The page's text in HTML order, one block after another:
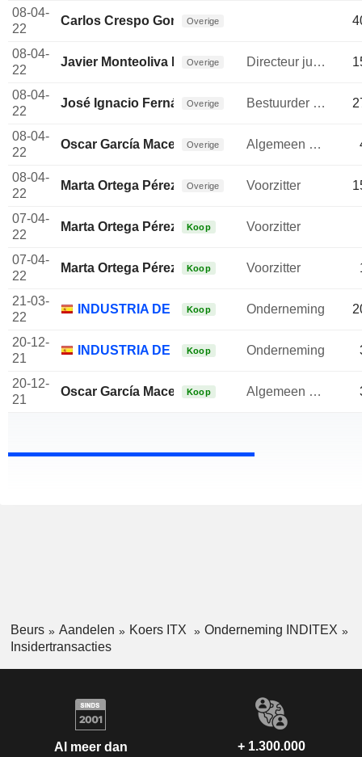
08-04-
22
Carlos Crespo González
Overige
08-04-
22
Javier Monteoliva DíazOverige Directeur juridische afdeling
08-04-
22
José Ignacio Fernández
Overige Bestuurder / senior manager
08-04-
22
Oscar García MaceirasOverige Algemeen directeur
08-04-
22
Marta Ortega Pérez Overige Voorzitter
07-04-
22
Marta Ortega Pérez Koop Voorzitter
07-04-
22
Marta Ortega Pérez Koop Voorzitter
21-03-
22
INDUSTRIA DE DISEÑO TEXTIL SA
Koop Onderneming
20-12-
21
INDUSTRIA DE DISEÑO TEXTIL SA
Koop Onderneming
20-12-
21
Oscar García MaceirasKoop Algemeen directeur
Beurs Aandelen Koers ITX
Onderneming INDITEX
Insidertransacties
Al meer dan
+ 1.300.000